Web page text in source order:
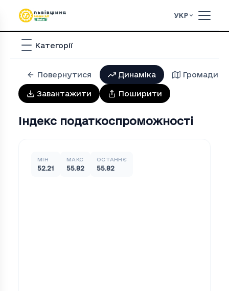
УКР
Категорії
Повернутися Динаміка Громади
Завантажити Поширити
Індекс податкоспроможності
МІН
52.21
МАКС
55.82
ОСТАННЄ
55.82